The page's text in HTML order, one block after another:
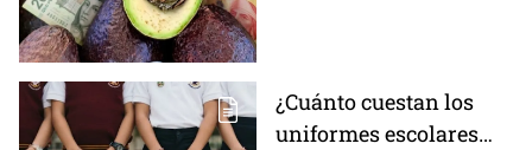
¿Cuánto cuestan los
uniformes escolares